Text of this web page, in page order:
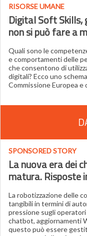
RISORSE UMANE
Digital Soft Skills,
non si può fare a
Quali sono le
e comportamenti delle
che consentono di
digitali? Ecco uno
Commissione Europea e
SPONSORED STORY
La nuova era dei
matura. Risposte
La robotizzazione delle
tangibili in termini di
pressione sugli
chatbot, aggiornamenti
questo può essere